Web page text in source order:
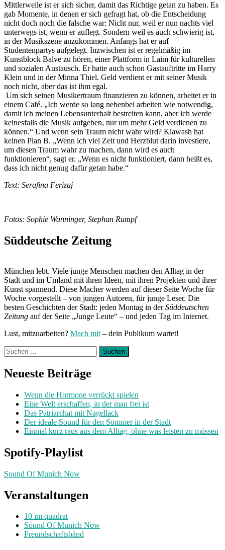
Mittlerweile ist er sich sicher, damit das Richtige getan zu haben. Es
gab Momente, in denen er sich gefragt hat, ob die Entscheidung
nicht doch noch die falsche war: Nicht nur, weil er nun nachts viel
unterwegs ist, wenn er auflegt. Sondern weil es auch schwierig ist,
in der Musikszene anzukommen. Anfangs hat er auf
Studentenpartys aufgelegt. Inzwischen ist er regelmäßig im
Kunstblock Balve zu hören, einer Plattform in Laim für kulturellen
und sozialen Austausch. Er hatte auch schon Gastauftritte im Harry
Klein und in der Minna Thiel. Geld verdient er mit seiner Musik
noch nicht, aber das ist ihm egal.
Um sich seinen Musikertraum finanzieren zu können, arbeitet er in
einem Café. „Ich werde so lang nebenbei arbeiten wie notwendig,
damit ich meinen Lebensunterhalt bestreiten kann, aber ich werde
keinesfalls die Musik aufgeben, nur um mehr Geld verdienen zu
können.“ Und wenn sein Traum nicht wahr wird? Kiawash hat
keinen Plan B. „Wenn ich viel Zeit und Herzblut darin investiere,
um diesen Traum wahr zu machen, dann wird es auch
funktionieren“, sagt er. „Wenn es nicht funktioniert, dann heißt es,
dass ich nicht genug dafür getan habe.“
Text: Serafina Ferizaj
Fotos: Sophie Wanninger, Stephan Rumpf
Süddeutsche Zeitung
München lebt. Viele junge Menschen machen den Alltag in der
Stadt und im Umland mit ihren Ideen, mit ihren Projekten und ihrer
Kunst spannend. Diese Macher werden auf dieser Seite Woche für
Woche vorgestellt – von jungen Autoren, für junge Leser. Die
besten Geschichten der Stadt: jeden Montag in derSüddeutschen
Zeitung auf der Seite „Junge Leute“ – und jeden Tag im Internet.
Lust, mitzuarbeiten? Mach mit – dein Publikum wartet!
Suchen
nach:
Neueste Beiträge
Wenn die Hormone verrückt spielen
Eine Welt erschaffen, in der man frei ist
Das Patriarchat mit Nagellack
Der ideale Sound für den Sommer in der Stadt
Einmal kurz raus aus dem Alltag, ohne was leisten zu müssen
Spotify-Playlist
Sound Of Munich Now
Veranstaltungen
10 im quadrat
Sound Of Munich Now
Freundschaftsbänd